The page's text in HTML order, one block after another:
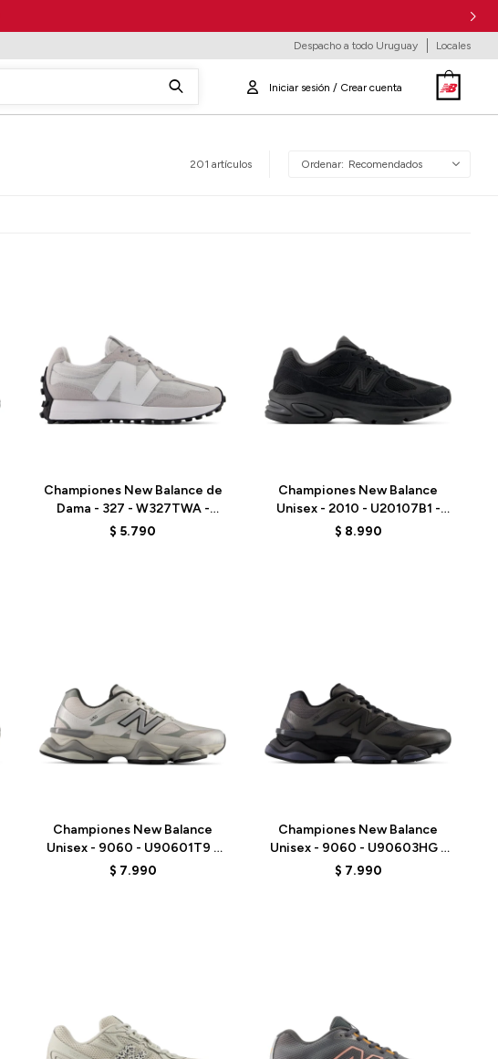
Despacho a todo Uruguay Locales
201 artículos Recomendados
Championes New Balance de
Dama - 327 - W327TWA -
GREY
$ 5.790
Championes New Balance
Unisex - 2010 - U20107B1 -
BLACK
$ 8.990
Championes New Balance
Unisex - 9060 - U90601T9 -
GREY
$ 7.990
Championes New Balance
Unisex - 9060 - U90603HG -
BLACK
$ 7.990